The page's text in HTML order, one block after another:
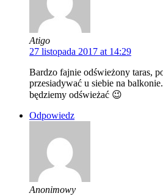
Atigo
27 listopada 2017 at 14:29
Bardzo fajnie odświeżony taras,
przesiadywać u siebie na
będziemy odświeżać 😉
Odpowiedz
Anonimowy